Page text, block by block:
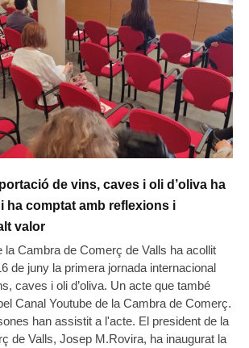
de vins, caves i oli d’oliva ha
ha comptat amb reflexions i
valor
la Cambra de Comerç de Valls ha acollit
de juny la primera jornada internacional
caves i oli d’oliva. Un acte que també
Canal Youtube de la Cambra de Comerç.
han assistit a l'acte. El president de la
de Valls, Josep M.Rovira, ha inaugurat la